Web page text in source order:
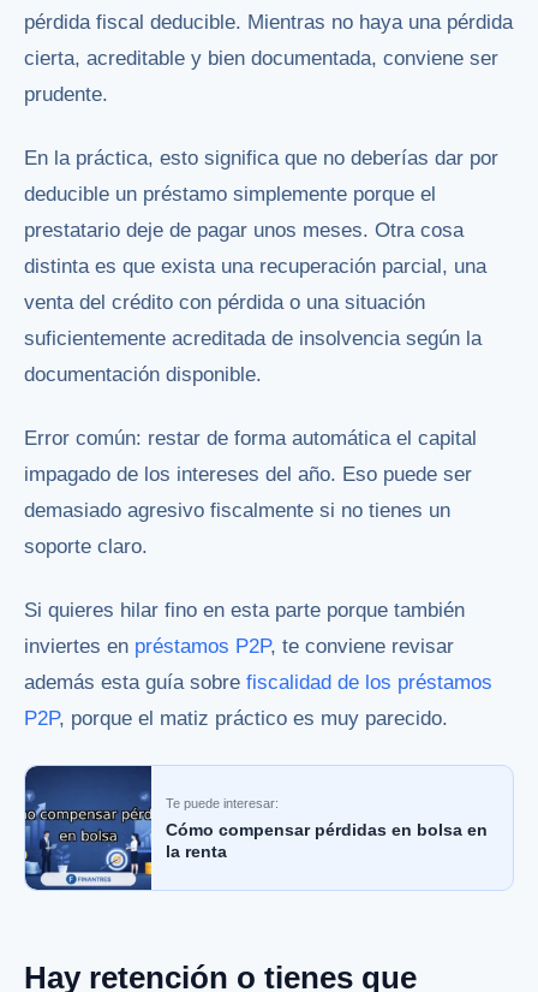
pérdida fiscal deducible. Mientras no haya una pérdida
cierta, acreditable y bien documentada, conviene ser
prudente.
En la práctica, esto significa que no deberías dar por
deducible un préstamo simplemente porque el
prestatario deje de pagar unos meses. Otra cosa
distinta es que exista una recuperación parcial, una
venta del crédito con pérdida o una situación
suficientemente acreditada de insolvencia según la
documentación disponible.
Error común: restar de forma automática el capital
impagado de los intereses del año. Eso puede ser
demasiado agresivo fiscalmente si no tienes un
soporte claro.
Si quieres hilar fino en esta parte porque también
inviertes en préstamos P2P, te conviene revisar
además esta guía sobre fiscalidad de los préstamos
P2P, porque el matiz práctico es muy parecido.
Te puede interesar:
Cómo compensar pérdidas en bolsa en
la renta
Hay retención o tienes que